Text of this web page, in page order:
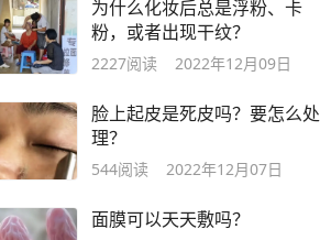
为什么化妆后总是浮粉、卡
粉，或者出现干纹？
2227阅读 2022年12月09日
脸上起皮是死皮吗？要怎么处
理？
544阅读 2022年12月07日
面膜可以天天敷吗？